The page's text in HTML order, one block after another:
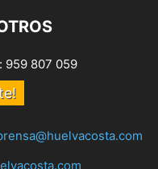
959 807 059